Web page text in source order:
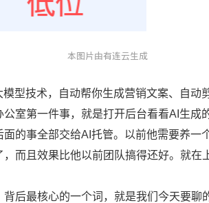
型技术，自动帮你生成营销文案、自动
室第一件事，就是打开后台看看AI生成
的事全部交给AI托管。以前他需要养一
而且效果比他以前团队搞得还好。就在
后最核心的一个词，就是我们今天要聊